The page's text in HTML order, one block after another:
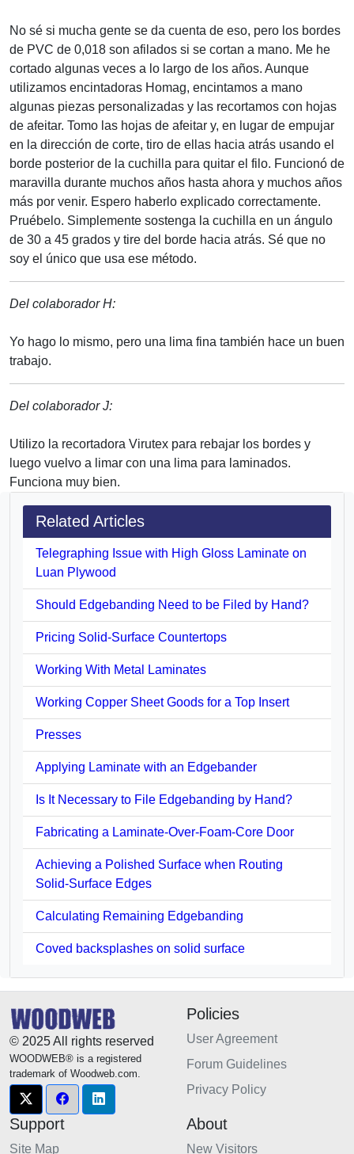
No sé si mucha gente se da cuenta de eso, pero los bordes
de PVC de 0,018 son afilados si se cortan a mano. Me he
cortado algunas veces a lo largo de los años. Aunque
utilizamos encintadoras Homag, encintamos a mano
algunas piezas personalizadas y las recortamos con hojas
de afeitar. Tomo las hojas de afeitar y, en lugar de empujar
en la dirección de corte, tiro de ellas hacia atrás usando el
borde posterior de la cuchilla para quitar el filo. Funcionó de
maravilla durante muchos años hasta ahora y muchos años
más por venir. Espero haberlo explicado correctamente.
Pruébelo. Simplemente sostenga la cuchilla en un ángulo
de 30 a 45 grados y tire del borde hacia atrás. Sé que no
soy el único que usa ese método.
Del colaborador H:
Yo hago lo mismo, pero una lima fina también hace un buen
trabajo.
Del colaborador J:
Utilizo la recortadora Virutex para rebajar los bordes y
luego vuelvo a limar con una lima para laminados.
Funciona muy bien.
Related Articles
Telegraphing Issue with High Gloss Laminate on
Luan Plywood
Should Edgebanding Need to be Filed by Hand?
Pricing Solid-Surface Countertops
Working With Metal Laminates
Working Copper Sheet Goods for a Top Insert
Presses
Applying Laminate with an Edgebander
Is It Necessary to File Edgebanding by Hand?
Fabricating a Laminate-Over-Foam-Core Door
Achieving a Polished Surface when Routing
Solid-Surface Edges
Calculating Remaining Edgebanding
Coved backsplashes on solid surface
© 2025 All rights reserved
WOODWEB® is a registered
trademark of Woodweb.com.
Policies
User Agreement
Forum Guidelines
Privacy Policy
Support
Site Map
About
New Visitors